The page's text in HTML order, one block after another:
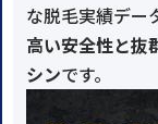
な脱毛実績デー
高い安全性と抜
シンです。